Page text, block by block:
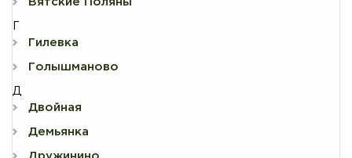
Гилевка
Голышманово
Д
Двойная
Демьянка
Дружинино